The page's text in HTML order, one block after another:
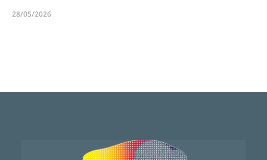
28/05/2026